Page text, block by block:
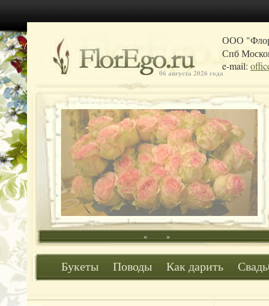
06 августа 2026 года
« »
Букеты Поводы Как дарить
ООО
Спб
e-mail: